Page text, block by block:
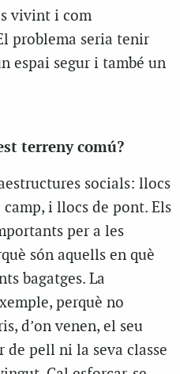
vivint i com
problema seria tenir
espai segur i també un
terreny comú?
socials: llocs
i llocs de pont. Els
per a les
són aquells en què
bagatges. La
perquè no
d’on venen, el seu
de pell ni la seva classe